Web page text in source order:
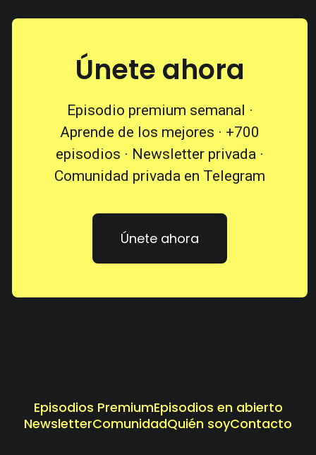
Únete ahora
Episodio premium semanal ·
Aprende de los mejores · +700
episodios · Newsletter privada ·
Comunidad privada en Telegram
Únete ahora
Episodios PremiumEpisodios en abierto
NewsletterComunidadQuién soyContacto